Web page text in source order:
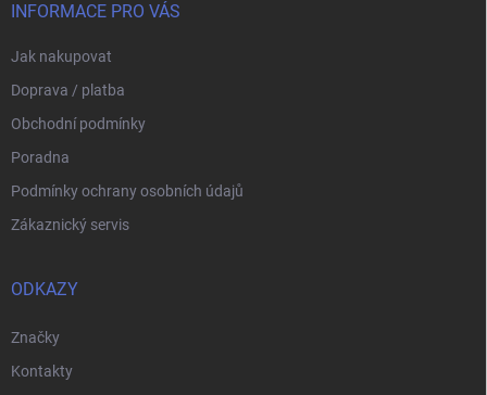
INFORMACE PRO VÁS
Jak nakupovat
Doprava / platba
Obchodní podmínky
Poradna
Podmínky ochrany osobních údajů
Zákaznický servis
ODKAZY
Značky
Kontakty